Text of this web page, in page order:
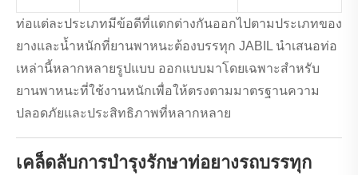
ท่อแต่ละประเภทมีข้อดีที่แตกต่างกันออกไปตามประเภทของ
ยางและน้ำหนักที่ยานพาหนะต้องบรรทุก JABIL นำเสนอท่อ
เหล่านี้หลากหลายรูปแบบ ออกแบบมาโดยเฉพาะสำหรับ
ยานพาหนะที่ใช้งานหนักเพื่อให้ตรงตามมาตรฐานความ
ปลอดภัยและประสิทธิภาพที่หลากหลาย
เคล็ดลับการบำรุงรักษาท่อยางรถบรรทุก